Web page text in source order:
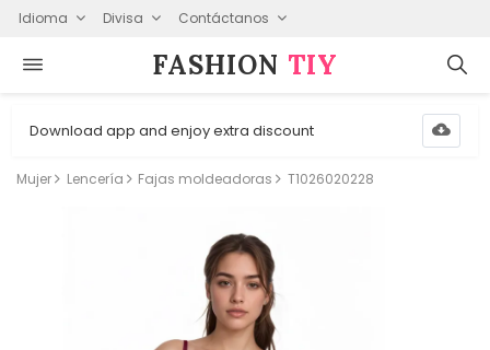
Idioma Divisa Contáctanos
FASHION⁠ TIY
Download app and enjoy extra discount
Mujer Lencería Fajas moldeadoras T1026020228